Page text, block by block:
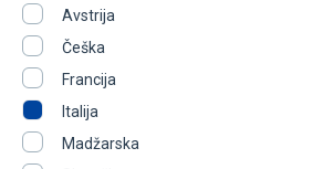
Avstrija
Češka
Francija
Italija
Madžarska